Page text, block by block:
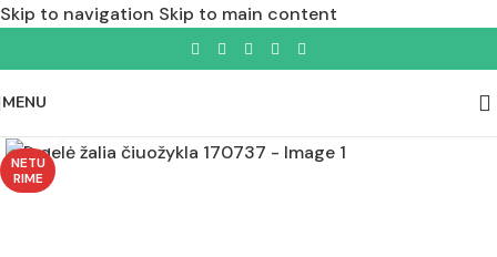
Skip to navigation Skip to main content
MENU
NETU
RIME